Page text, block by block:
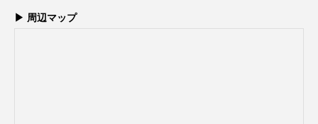
▶ 周辺マップ